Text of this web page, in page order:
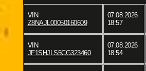
VIN
Z8NAJL00050160609
07.08.2026
18:57
VIN
JF1SHJLS5CG323460
07.08.2026
18:54